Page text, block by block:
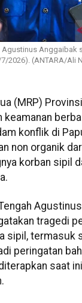
Agustinus Anggaibak
2026). (ANTARA/Ali
(MRP)
keamanan
konflik di
non organik
korban sipil
tragedi
sipil, termasuk
peringatan
saat